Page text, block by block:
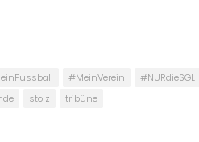
#MeinVerein #NURdieSGL
stolz tribüne